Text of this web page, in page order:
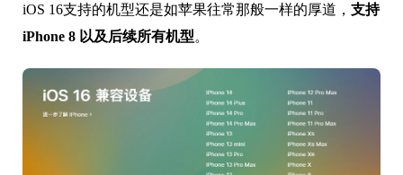
iOS 16支持的机型还是如苹果往常那般一样的厚道， 支持
iPhone 8 以及后续所有机型。